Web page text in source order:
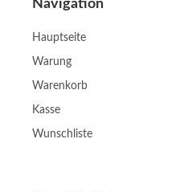
Navigation
Hauptseite
Warung
Warenkorb
Kasse
Wunschliste